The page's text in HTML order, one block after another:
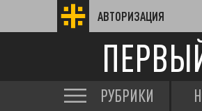
АВТОРИЗАЦИЯ
РУБРИКИ